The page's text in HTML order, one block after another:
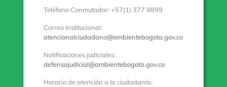
Teléfono Conmutador: +57(1) 377 8899
Correo Institucional:
atencionalciudadano@ambientebogota.gov.co
Notificaciones judiciales:
defensajudicial@ambientebogota.gov.co
Horario de atención a la ciudadanía: